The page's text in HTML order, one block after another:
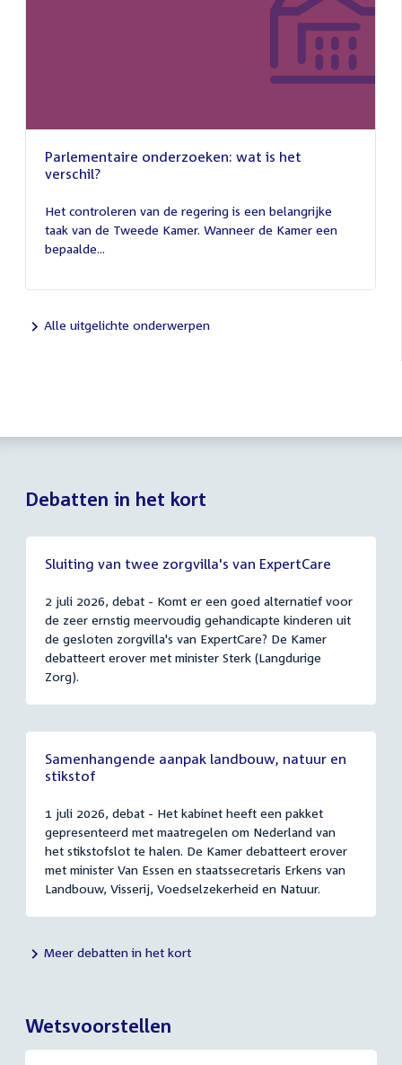
Parlementaire onderzoeken: wat is het
verschil?
juli
2026
Het controleren van de regering is een belangrijke
taak van de Tweede Kamer. Wanneer de Kamer een
bepaalde...
Alle uitgelichte onderwerpen
Debatten in het kort
Sluiting van twee zorgvilla's van ExpertCare
2 juli 2026, debat - Komt er een goed alternatief voor
de zeer ernstig meervoudig gehandicapte kinderen uit
de gesloten zorgvilla's van ExpertCare? De Kamer
debatteert erover met minister Sterk (Langdurige
Zorg).
Samenhangende aanpak landbouw, natuur en
stikstof
1 juli 2026, debat - Het kabinet heeft een pakket
gepresenteerd met maatregelen om Nederland van
het stikstofslot te halen. De Kamer debatteert erover
met minister Van Essen en staatssecretaris Erkens van
Landbouw, Visserij, Voedselzekerheid en Natuur.
Meer debatten in het kort
Wetsvoorstellen